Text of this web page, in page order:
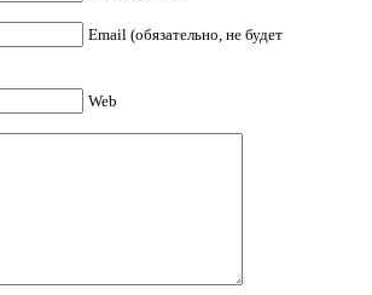
Email (обязательно, не будет
Web